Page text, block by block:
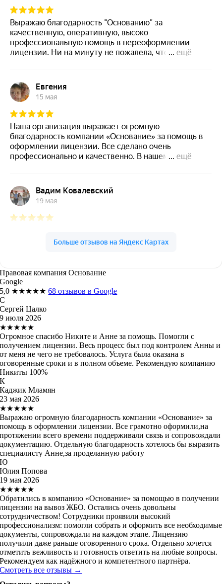
Правовая компания Основание
Google
5,0 ★★★★★68 отзывов в Google
С
Сергей Цалко
9 июля 2026
★★★★★
Огромное спасибо Никите и Анне за помощь. Помогли с
получением лицензии. Весь процесс был под контролем Анны и
от меня не чего не требовалось. Услуга была оказана в
оговоренные сроки и в полном объеме. Рекомендую компанию
Никиты 100%
К
Каджик Мламян
23 мая 2026
★★★★★
Выражаю огромную благодарность компании «Основание» за
помощь в оформлении лицензии. Все грамотно оформили,на
протяжении всего времени поддерживали связь и сопровождали
документацию. Отдельную благодарность хотелось бы выразить
специалисту Анне,за проделанную работу
Ю
Юлия Попова
19 мая 2026
★★★★★
Обратились в компанию «Основание» за помощью в получении
лицензии на вывоз ЖБО. Остались очень довольны
сотрудничеством! Сотрудники проявили высокий
профессионализм: помогли собрать и оформить все необходимые
документы, сопровождали на каждом этапе. Лицензию
получили даже раньше оговоренного срока. Отдельно хочется
отметить вежливость и готовность ответить на любые вопросы.
Рекомендуем как надёжного и компетентного партнёра.
Смотреть все отзывы →